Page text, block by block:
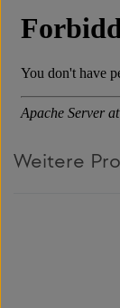
Weitere